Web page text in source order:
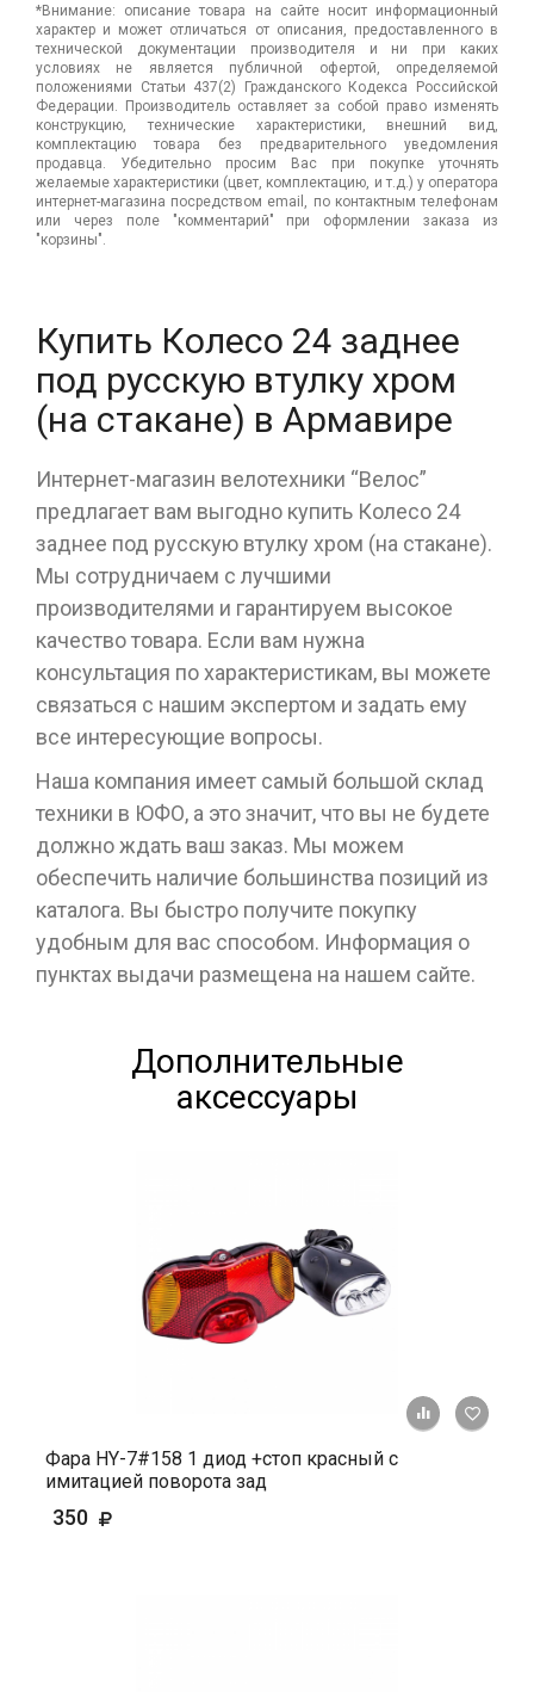
*Внимание: описание товара на сайте носит информационный
характер и может отличаться от описания, предоставленного в
технической документации производителя и ни при каких
условиях не является публичной офертой, определяемой
положениями Статьи 437(2) Гражданского Кодекса Российской
Федерации. Производитель оставляет за собой право изменять
конструкцию, технические характеристики, внешний вид,
комплектацию товара без предварительного уведомления
продавца. Убедительно просим Вас при покупке уточнять
желаемые характеристики (цвет, комплектацию, и т.д.) у оператора
интернет-магазина посредством email, по контактным телефонам
или через поле "комментарий" при оформлении заказа из
"корзины".
Купить Колесо 24 заднее
под русскую втулку хром
(на стакане) в Армавире
Интернет-магазин велотехники “Велос”
предлагает вам выгодно купить Колесо 24
заднее под русскую втулку хром (на стакане).
Мы сотрудничаем с лучшими
производителями и гарантируем высокое
качество товара. Если вам нужна
консультация по характеристикам, вы можете
связаться с нашим экспертом и задать ему
все интересующие вопросы.
Наша компания имеет самый большой склад
техники в ЮФО, а это значит, что вы не будете
должно ждать ваш заказ. Мы можем
обеспечить наличие большинства позиций из
каталога. Вы быстро получите покупку
удобным для вас способом. Информация о
пунктах выдачи размещена на нашем сайте.
Дополнительные
аксессуары
+ К
Фара HY-7#158 1 диод +стоп красный c
имитацией поворота зад
350